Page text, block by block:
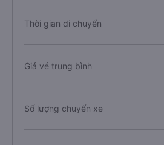
Thời gian di chuyển
Giá vé trung bình
Số lượng chuyến xe